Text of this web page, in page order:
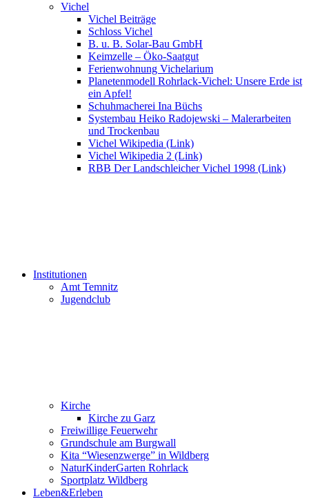
Vichel
Vichel Beiträge
Schloss Vichel
B. u. B. Solar-Bau GmbH
Keimzelle – Öko-Saatgut
Ferienwohnung Vichelarium
Planetenmodell Rohrlack-Vichel: Unsere Erde ist
ein Apfel!
Schuhmacherei Ina Büchs
Systembau Heiko Radojewski – Malerarbeiten
und Trockenbau
Vichel Wikipedia (Link)
Vichel Wikipedia 2 (Link)
RBB Der Landschleicher Vichel 1998 (Link)
Institutionen
Amt Temnitz
Jugendclub
Kirche
Kirche zu Garz
Freiwillige Feuerwehr
Grundschule am Burgwall
Kita “Wiesenzwerge” in Wildberg
NaturKinderGarten Rohrlack
Sportplatz Wildberg
Leben&Erleben